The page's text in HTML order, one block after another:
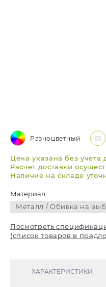
Разноцветный
Цена указана без учета
Расчет доставки
Наличие на складе
Материал:
Металл / Обивка на
Посмотреть
(список товаров в
ХАРАКТЕРИСТИКИ